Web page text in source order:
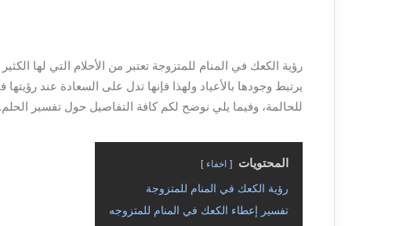
رؤية الكعك في المنام للمتزوجة تعتبر من الأحلام التي لها
يرتبط وجودها بالأعياد ولهذا فإنها تدل على السعادة عند
للحالمة، وفيما يلي نوضح لكم كافة التفاصيل حول تفسير الحلم.
المحتويات اخفاء
رؤية الكعك في المنام للمتزوجة
تفسير إعطاء الكعك في المنام للمتزوجه